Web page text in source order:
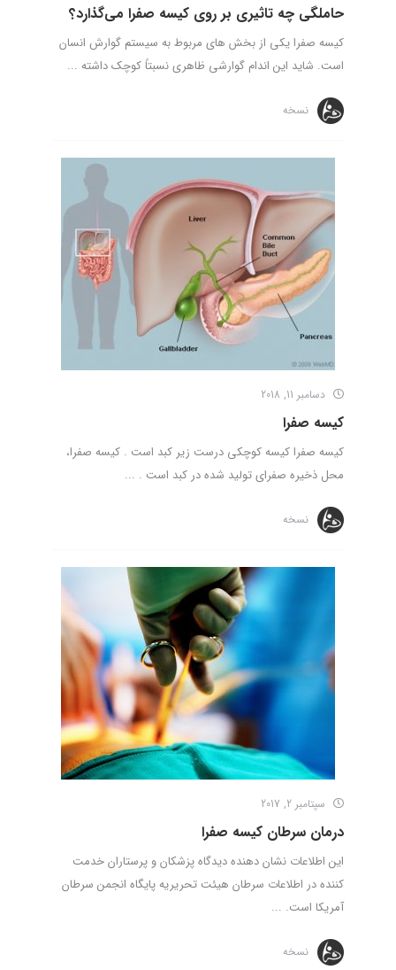
حاملگی چه تاثیری بر روی کیسه صفرا می‌گذارد؟
کیسه صفرا یکی از بخش های مربوط به سیستم گوارش انسان
است. شاید این اندام گوارشی ظاهری نسبتاً کوچک داشته ...
نسخه
دسامبر 11, 2018
کیسه صفرا
کیسه صفرا کیسه کوچکی درست زیر کبد است . کیسه صفرا،
محل ذخیره صفرای تولید شده در کبد است . ...
نسخه
سپتامبر 2, 2017
درمان سرطان کیسه صفرا
این اطلاعات نشان دهنده دیدگاه پزشکان و پرستاران خدمت
کننده در اطلاعات سرطان هیئت تحریریه پایگاه انجمن سرطان
آمریکا است. ...
نسخه